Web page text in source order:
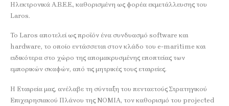
Ηλεκτρονικά Α.Β.Ε.Ε., καθορισμένη ως φορέα εκμετάλλευσης του
Laros.
Το Laros αποτελεί ως προϊόν ένα συνδυασμό software και
hardware, το οποίο εντάσσεται στον κλάδο του e-maritime και
ειδικότερα στο χώρο της απομακρυσμένης εποπτείας των
εμπορικών σκαφών, από τις μητρικές τους εταιρείες.
Η Εταιρεία μας, ανέλαβε τη σύνταξη του πενταετούς Στρατηγικού
Επιχειρησιακού Πλάνου της ΝΟΜΙΑ, τον καθορισμό του projected